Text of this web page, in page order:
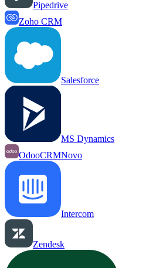
Pipedrive
Zoho CRM
Salesforce
MS Dynamics
OdooCRMNovo
Intercom
Zendesk